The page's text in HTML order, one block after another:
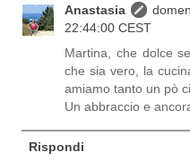
Anastasia
22:44:00 CEST
Martina, che dolce
che sia vero, la
amiamo tanto un pò
Un abbraccio e
Rispondi